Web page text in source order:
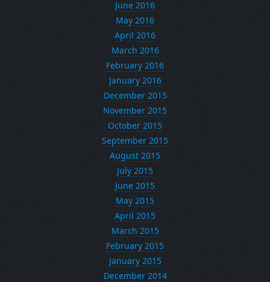
June 2016
May 2016
April 2016
March 2016
February 2016
January 2016
December 2015
November 2015
October 2015
September 2015
August 2015
July 2015
June 2015
May 2015
April 2015
March 2015
February 2015
January 2015
December 2014